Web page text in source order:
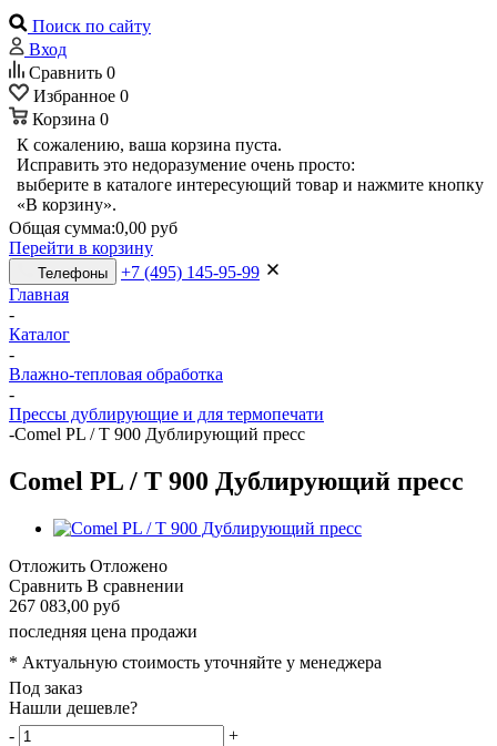
Поиск по сайту
Вход
Сравнить 0
Избранное 0
Корзина 0
К сожалению, ваша корзина пуста.
Исправить это недоразумение очень просто:
выберите в каталоге интересующий товар и нажмите кнопку
«В корзину».
Общая сумма:0,00 руб
Перейти в корзину
Телефоны
+7 (495) 145-95-99
Главная
-
Каталог
-
Влажно-тепловая обработка
-
Прессы дублирующие и для термопечати
-Comel PL / T 900 Дублирующий пресс
Comel PL / T 900 Дублирующий пресс
Отложить Отложено
Сравнить В сравнении
267 083,00 руб
последняя цена продажи
* Актуальную стоимость уточняйте у менеджера
Под заказ
Нашли дешевле?
-
+